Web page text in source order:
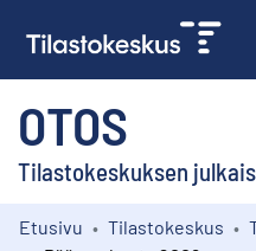
OTOS
Tilastokeskuksen
Etusivu Tilastokeskus